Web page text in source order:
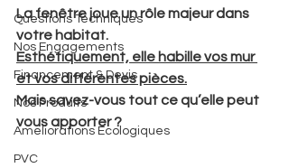
Questions Techniques
Nos Engagements
Financement & Devis
Nos Produits
Ameliorations Ecologiques
PVC
La fenêtre joue un rôle majeur dans
votre habitat.
Esthétiquement, elle habille vos mur
et vos différentes pièces.
Mais savez-vous tout ce qu’elle peut
vous apporter ?